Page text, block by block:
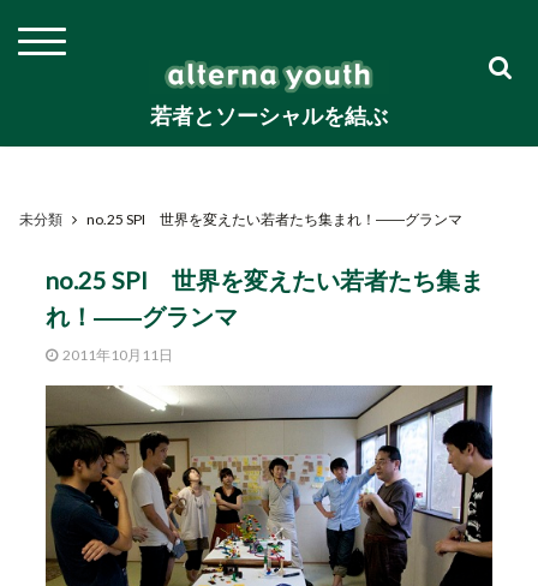
若者とソーシャルを結ぶ
未分類 no.25 SPI 世界を変えたい若者たち集まれ！――グランマ
no.25 SPI 世界を変えたい若者たち集ま
れ！――グランマ
2011年10月11日